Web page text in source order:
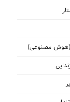
(هوش مصنوعی)